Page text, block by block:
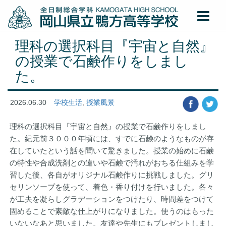
理科の選択科目『宇宙と自然』
の授業で石鹸作りをしまし
た。
2026.06.30 学校生活 授業風景
理科の選択科目『宇宙と自然』の授業で石鹸作りをしまし
た。紀元前３０００年頃には、すでに石鹸のようなものが存
在していたという話を聞いて驚きました。授業の始めに石鹸
の特性や合成洗剤との違いや石鹸で汚れがおちる仕組みを学
習した後、各自がオリジナル石鹸作りに挑戦しました。グリ
セリンソープを使って、着色・香り付けを行いました。各々
が工夫を凝らしグラデーションをつけたり、時間差をつけて
固めることで素敵な仕上がりになりました。使うのはもった
いないなあと思いました。友達や先生にもプレゼントしまし